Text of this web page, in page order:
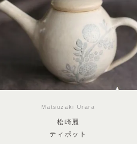
Matsuzaki Urara
松崎麗
ティポット